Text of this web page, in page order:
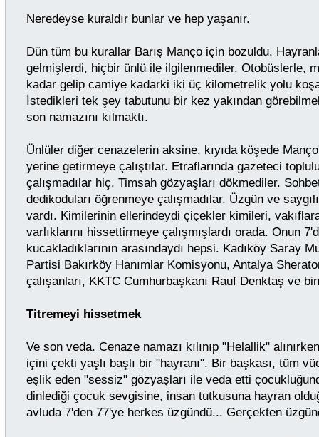
Neredeyse kuraldır bunlar ve hep yaşanır.
Dün tüm bu kurallar Barış Manço için bozuldu.
gelmişlerdi, hiçbir ünlü ile ilgilenmediler. Otobüslerle,
kadar gelip camiye kadarki iki üç kilometrelik yolu
İstedikleri tek şey tabutunu bir kez yakından
son namazını kılmaktı.
Ünlüler diğer cenazelerin aksine, kıyıda köşede
yerine getirmeye çalıştılar. Etraflarında gazeteci
çalışmadılar hiç. Timsah gözyaşları dökmediler.
dedikoduları öğrenmeye çalışmadılar. Üzgün ve
vardı. Kimilerinin ellerindeydi çiçekler kimileri,
varlıklarını hissettirmeye çalışmışlardı orada. Onun
kucakladıklarının arasındaydı hepsi. Kadıköy Saray
Partisi Bakırköy Hanımlar Komisyonu, Antalya
çalışanları, KKTC Cumhurbaşkanı Rauf Denktaş ve
Titremeyi hissetmek
Ve son veda. Cenaze namazı kılınıp "Helallik"
içini çekti yaşlı başlı bir "hayranı". Bir başkası, tüm
eşlik eden "sessiz" gözyaşları ile veda etti
dinlediği çocuk sevgisine, insan tutkusuna hayran
avluda 7'den 77'ye herkes üzgündü... Gerçekten